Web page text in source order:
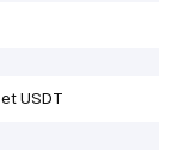
USDT